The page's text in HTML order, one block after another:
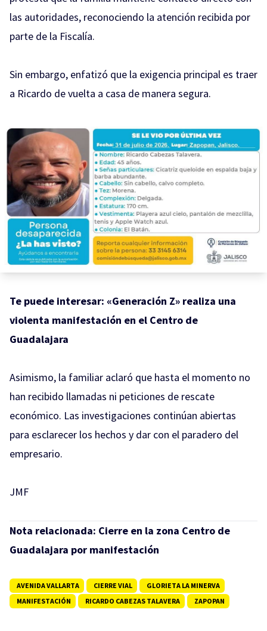
las autoridades, reconociendo la atención recibida por
parte de la Fiscalía.
Sin embargo, enfatizó que la exigencia principal es traer
a Ricardo de vuelta a casa de manera segura.
Te puede interesar: «Generación Z» realiza una
violenta manifestación en el Centro de
Guadalajara
Asimismo, la familiar aclaró que hasta el momento no
han recibido llamadas ni peticiones de rescate
económico. Las investigaciones continúan abiertas
para esclarecer los hechos y dar con el paradero del
empresario.
JMF
Nota relacionada: Cierre en la zona Centro de
Guadalajara por manifestación
AVENIDA VALLARTA CIERRE VIAL
GLORIETA LA MINERVA
MANIFESTACIÓN
RICARDO CABEZAS TALAVERA ZAPOPAN